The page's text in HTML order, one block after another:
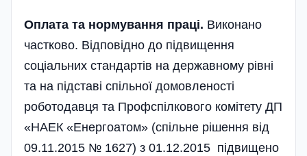
Оплата та нормування праці. Виконано
частково. Відповідно до підвищення
соціальних стандартів на державному рівні
та на підставі спільної домовленості
роботодавця та Профспілкового комітету ДП
«НАЕК «Енергоатом» (спільне рішення від
09.11.2015 № 1627) з 01.12.2015 підвищено